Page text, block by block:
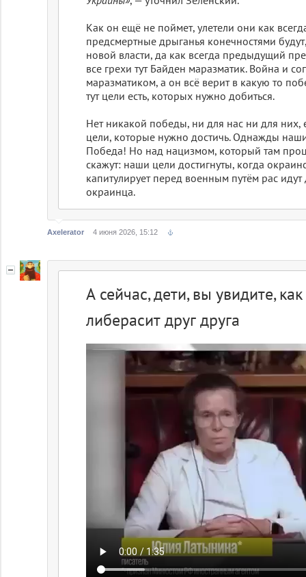
Как он ещё не поймет, улетели они как
предсмертные дрыганья конечностями
новой власти, да как всегда предыдущий
все грехи тут Байден маразматик. Война и
маразматиком, а он всё верит в какую то
тут цели есть, которых нужно добиться.
Нет никакой победы, ни для нас ни для них,
цели, которые нужно достичь. Однажды
Победа! Но над нацизмом, который там
скажут: наши цели достигнуты, когда
капитулирует перед военным путём рас
окраинца.
Axelerator 4 июня 2026, 15:12
А сейчас, дети, вы увидите,
либерасит друг друга